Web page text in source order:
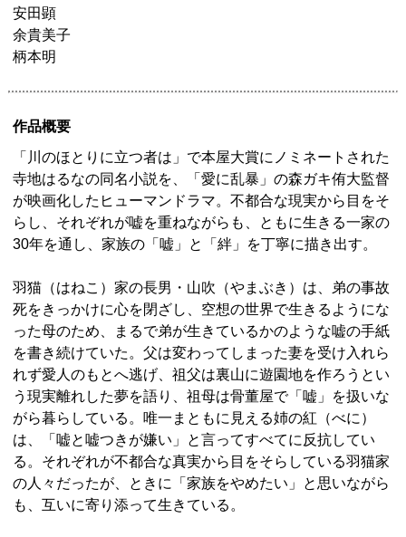
安田顕
余貴美子
柄本明
作品概要
「川のほとりに立つ者は」で本屋大賞にノミネートされた
寺地はるなの同名小説を、「愛に乱暴」の森ガキ侑大監督
が映画化したヒューマンドラマ。不都合な現実から目をそ
らし、それぞれが嘘を重ねながらも、ともに生きる一家の
30年を通し、家族の「嘘」と「絆」を丁寧に描き出す。
羽猫（はねこ）家の長男・山吹（やまぶき）は、弟の事故
死をきっかけに心を閉ざし、空想の世界で生きるようにな
った母のため、まるで弟が生きているかのような嘘の手紙
を書き続けていた。父は変わってしまった妻を受け入れら
れず愛人のもとへ逃げ、祖父は裏山に遊園地を作ろうとい
う現実離れした夢を語り、祖母は骨董屋で「嘘」を扱いな
がら暮らしている。唯一まともに見える姉の紅（べに）
は、「嘘と嘘つきが嫌い」と言ってすべてに反抗してい
る。それぞれが不都合な真実から目をそらしている羽猫家
の人々だったが、ときに「家族をやめたい」と思いながら
も、互いに寄り添って生きている。